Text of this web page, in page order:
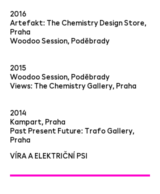
2016
Artefakt: The Chemistry Design Store,
Praha
Woodoo Session, Poděbrady
2015
Woodoo Session, Poděbrady
Views: The Chemistry Gallery, Praha
2014
Kampart, Praha
Past Present Future: Trafo Gallery,
Praha
VÍRA A ELEKTRIČNÍ PSI